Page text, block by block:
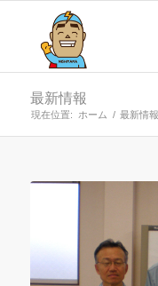
最新情報
現在位置: ホーム / 最新情報